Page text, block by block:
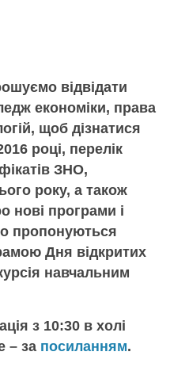
відвідати
економіки, права
щоб дізнатися
році, перелік
ЗНО,
року, а також
нові програми і
пропонуються
Дня відкритих
навчальним
з 10:30 в холі
– за посиланням.